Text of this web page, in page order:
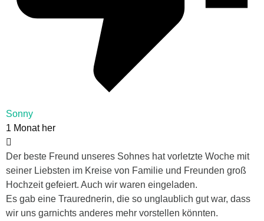
Sonny
1 Monat her
Der beste Freund unseres Sohnes hat vorletzte Woche mit
seiner Liebsten im Kreise von Familie und Freunden groß
Hochzeit gefeiert. Auch wir waren eingeladen.
Es gab eine Traurednerin, die so unglaublich gut war, dass
wir uns garnichts anderes mehr vorstellen könnten.